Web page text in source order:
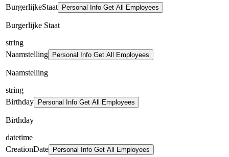
BurgerlijkeStaat
Personal Info Get All Employees
Burgerlijke Staat
string
Naamstelling
Personal Info Get All Employees
Naamstelling
string
Birthday
Personal Info Get All Employees
Birthday
datetime
CreationDate
Personal Info Get All Employees